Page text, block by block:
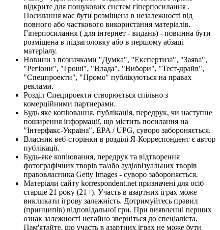
відкрите для пошукових систем гіперпосилання .
Посилання має бути розміщена в незалежності від
повного або часткового використання матеріалів.
Гіперпосилання ( для інтернет - видань) - повинна бути
розміщена в підзаголовку або в першому абзаці
матеріалу.
Новини з позначками "Думка", "Експертиза", "Заява",
"Регіони", "Гроші", "Влада", "Вибори", "Тест-драйв",
"Спецпроекти", "Промо" публікуються на правах
реклами.
Розділ Спецпроекти створюється спільно з
комерційними партнерами.
Будь яке копіювання, публікація, передрук, чи наступне
поширення інформації, що містить посилання на
"Інтерфакс-Україна", EPA / UPG, суворо забороняється.
Власник веб-сторінки в розділі Я-Корреспондент є автор
публікації.
Будь-яке копіювання, передрук та відтворення
фотографічних творів та/або аудіовізуальних творів
правовласника Getty Images - суворо забороняється.
Матеріали сайту korrespondent.net призначені для осіб
старше 21 року (21+). Участь в азартних іграх може
викликати ігрову залежність. Дотримуйтесь правил
(принципів) відповідальної гри. При виявленні перших
ознак залежності негайно зверніться до спеціаліста.
Пам'ятайте, що участь в азартних іграх не може бути